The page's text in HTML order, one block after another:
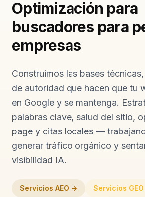
Optimización para
buscadores para
empresas
Construimos las bases
de autoridad que hacen que tu
en Google y se mantenga.
palabras clave, salud del sitio,
page y citas locales —
generar tráfico orgánico y
visibilidad IA.
Servicios AEO → Servicios GEO